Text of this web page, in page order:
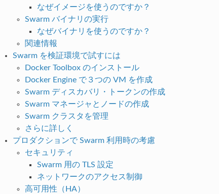
なぜイメージを使うのですか？
Swarm バイナリの実行
なぜバイナリを使うのですか？
関連情報
Swarm を検証環境で試すには
Docker Toolbox のインストール
Docker Engine で３つの VM を作成
Swarm ディスカバリ・トークンの作成
Swarm マネージャとノードの作成
Swarm クラスタを管理
さらに詳しく
プロダクションで Swarm 利用時の考慮
セキュリティ
Swarm 用の TLS 設定
ネットワークのアクセス制御
高可用性（HA）